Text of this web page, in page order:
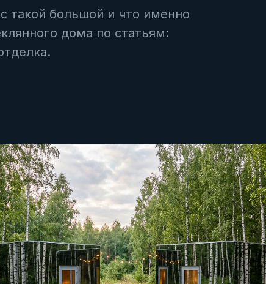
такой большой и что именно
дома по статьям: